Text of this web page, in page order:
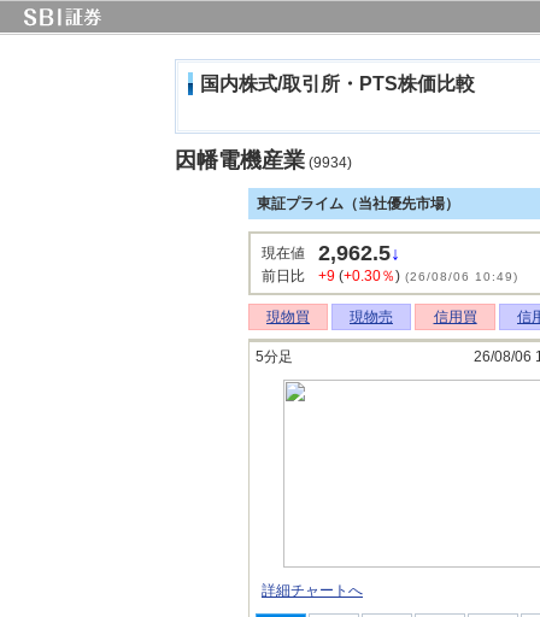
国内株式/取引所・PTS株価比較
因幡電機産業 (9934)
東証プライム（当社優先市場）
現在値 2,962.5↓
前日比 +9 (+0.30％) (26/08/06 10:49)
現物買 現物売 信用買 信
5分足 26/08/06
詳細チャートへ